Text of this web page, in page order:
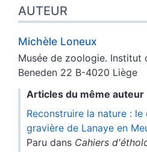
AUTEUR
Michèle Loneux
Musée de zoologie. Institut
Beneden 22 B-4020 Liège
Articles du même auteur
Reconstruire la nature :
gravière de Lanaye en
Paru dans Cahiers